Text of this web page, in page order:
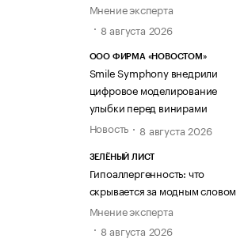
Мнение эксперта
8 августа 2026
ООО ФИРМА «НОВОСТОМ»
Smile Symphony внедрили
цифровое моделирование
улыбки перед винирами
Новость
8 августа 2026
ЗЕЛЁНЫЙ ЛИСТ
Гипоаллергенность: что
скрывается за модным словом
Мнение эксперта
8 августа 2026